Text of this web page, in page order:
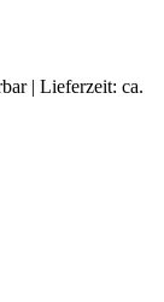
| Lieferzeit: ca.